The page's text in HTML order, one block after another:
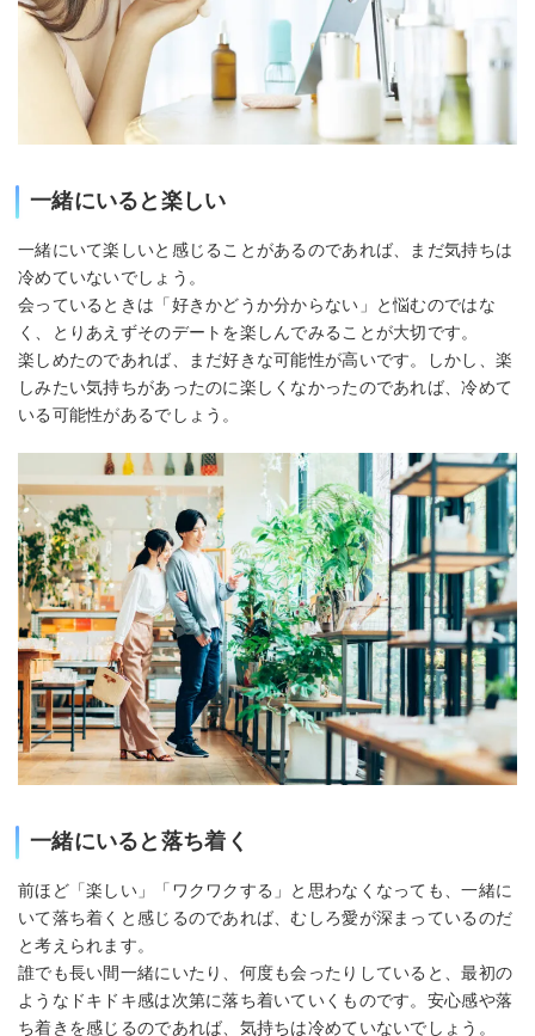
一緒にいると楽しい
一緒にいて楽しいと感じることがあるのであれば、まだ気持ちは
冷めていないでしょう。
会っているときは「好きかどうか分からない」と悩むのではな
く、とりあえずそのデートを楽しんでみることが大切です。
楽しめたのであれば、まだ好きな可能性が高いです。しかし、楽
しみたい気持ちがあったのに楽しくなかったのであれば、冷めて
いる可能性があるでしょう。
一緒にいると落ち着く
前ほど「楽しい」「ワクワクする」と思わなくなっても、一緒に
いて落ち着くと感じるのであれば、むしろ愛が深まっているのだ
と考えられます。
誰でも長い間一緒にいたり、何度も会ったりしていると、最初の
ようなドキドキ感は次第に落ち着いていくものです。安心感や落
ち着きを感じるのであれば、気持ちは冷めていないでしょう。